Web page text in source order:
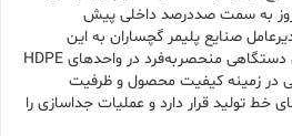
را امروز به سمت صددرصد داخلی پیش
صنایع پلیمر گچساران به این
شرکت ایرانی، تصریح کرد: این دستگاهی منحصربه‌فرد در واحدهای HDPE
در زمینه کیفیت محصول و ظرفیت
خط تولید قرار دارد و عملیات جداسازی را